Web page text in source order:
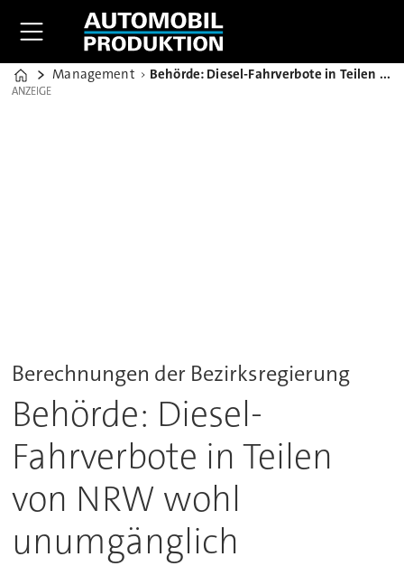
Home
Management Behörde: Diesel-Fahrverbote in Teilen von NRW wohl unumgänglich
ANZEIGE
ANZEIGE
Berechnungen der Bezirksregierung
Behörde: Diesel-
Fahrverbote in Teilen
von NRW wohl
unumgänglich